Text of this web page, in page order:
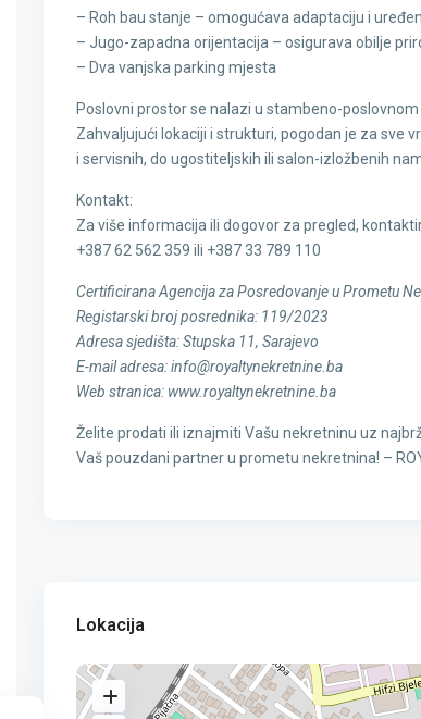
– Roh bau stanje – omogućava adaptaciju i
– Jugo-zapadna orijentacija – osigurava obilje
– Dva vanjska parking mjesta
Poslovni prostor se nalazi u stambeno-
Zahvaljujući lokaciji i strukturi, pogodan je za sve
i servisnih, do ugostiteljskih ili salon-izložbenih
Kontakt:
Za više informacija ili dogovor za pregled,
+387 62 562 359 ili +387 33 789 110
Certificirana Agencija za Posredovanje u Prometu
Registarski broj posrednika: 119/2023
Adresa sjedišta: Stupska 11, Sarajevo
E-mail adresa: info@royaltynekretnine.ba
Web stranica: www.royaltynekretnine.ba
Želite prodati ili iznajmiti Vašu nekretninu uz
Vaš pouzdani partner u prometu nekretnina! –
Lokacija